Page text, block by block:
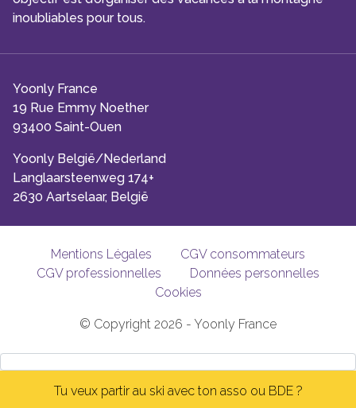
inoubliables pour tous.
Yoonly France
19 Rue Emmy Noether
93400 Saint-Ouen
Yoonly België/Nederland
Langlaarsteenweg 174+
2630 Aartselaar, België
© Copyright 2026 - Yoonly France
Mentions Légales
CGV consommateurs
CGV professionnelles
Données personnelles
Cookies
Tu veux partir au ski avec ton asso ou BDE ?